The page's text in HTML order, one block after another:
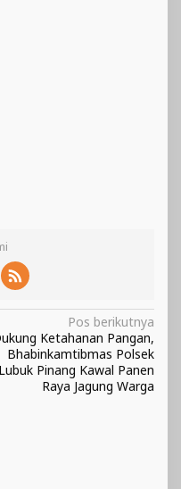
Pos berikutnya
Ketahanan Pangan,
Bhabinkamtibmas Polsek
Lubuk Pinang Kawal Panen
Raya Jagung Warga